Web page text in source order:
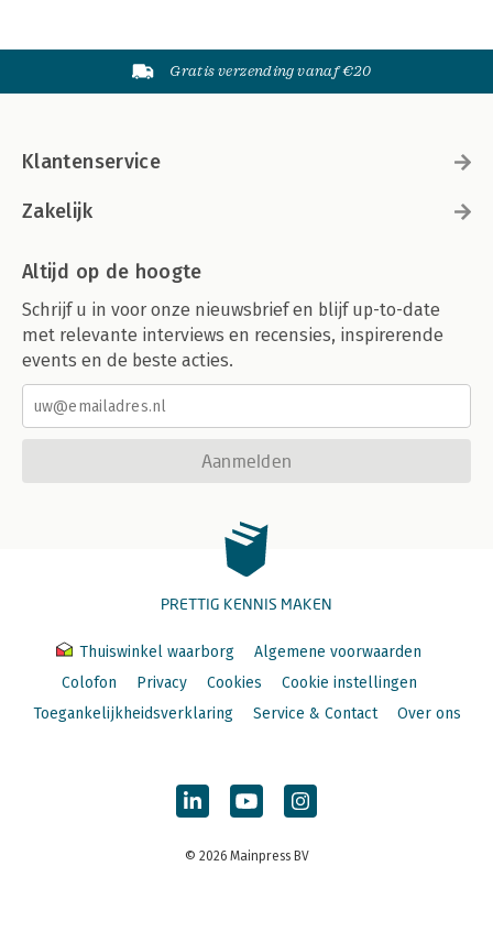
Gratis verzending vanaf €20
Klantenservice
Zakelijk
Altijd op de hoogte
Schrijf u in voor onze nieuwsbrief en blijf up-to-date
met relevante interviews en recensies, inspirerende
events en de beste acties.
Aanmelden
PRETTIG KENNIS MAKEN
Thuiswinkel waarborg
Algemene voorwaarden
Colofon
Privacy Cookies
Cookie instellingen
Toegankelijkheidsverklaring
Service & Contact Over ons
© 2026 Mainpress BV